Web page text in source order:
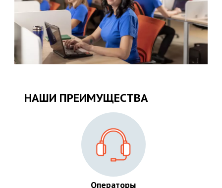
НАШИ ПРЕИМУЩЕСТВА
Операторы